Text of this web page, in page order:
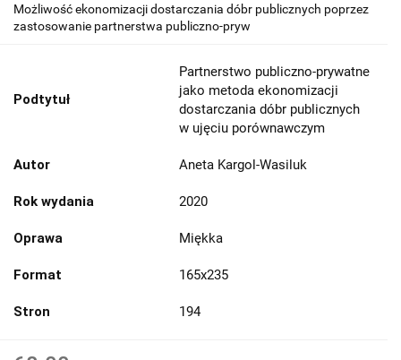
Możliwość ekonomizacji dostarczania dóbr publicznych poprzez
zastosowanie partnerstwa publiczno-pryw
Podtytuł
Partnerstwo publiczno-prywatne
jako metoda ekonomizacji
dostarczania dóbr publicznych
w ujęciu porównawczym
Autor Aneta Kargol-Wasiluk
Rok wydania 2020
Oprawa Miękka
Format 165x235
Stron 194